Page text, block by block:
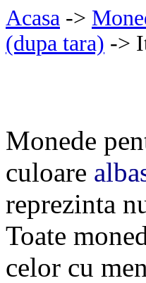
Acasa ->
(dupa tara) ->
Monede
culoare
reprezinta
Toate
celor cu